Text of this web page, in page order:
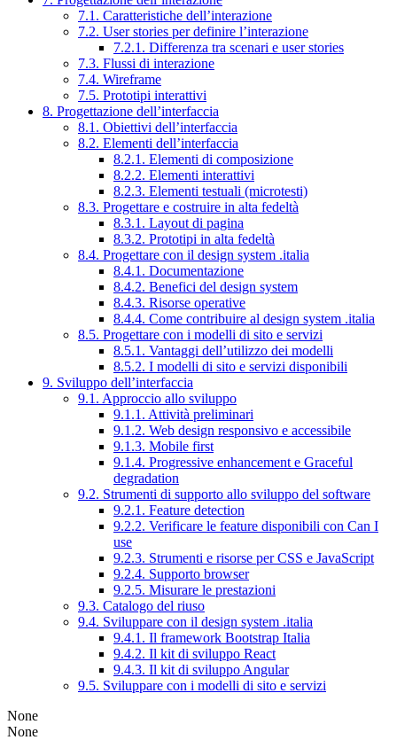
7.1. Caratteristiche dell’interazione
7.2. User stories per definire l’interazione
7.2.1. Differenza tra scenari e user stories
7.3. Flussi di interazione
7.4. Wireframe
7.5. Prototipi interattivi
8. Progettazione dell’interfaccia
8.1. Obiettivi dell’interfaccia
8.2. Elementi dell’interfaccia
8.2.1. Elementi di composizione
8.2.2. Elementi interattivi
8.2.3. Elementi testuali (microtesti)
8.3. Progettare e costruire in alta fedeltà
8.3.1. Layout di pagina
8.3.2. Prototipi in alta fedeltà
8.4. Progettare con il design system .italia
8.4.1. Documentazione
8.4.2. Benefici del design system
8.4.3. Risorse operative
8.4.4. Come contribuire al design system .italia
8.5. Progettare con i modelli di sito e servizi
8.5.1. Vantaggi dell’utilizzo dei modelli
8.5.2. I modelli di sito e servizi disponibili
9. Sviluppo dell’interfaccia
9.1. Approccio allo sviluppo
9.1.1. Attività preliminari
9.1.2. Web design responsivo e accessibile
9.1.3. Mobile first
9.1.4. Progressive enhancement e Graceful
degradation
9.2. Strumenti di supporto allo sviluppo del software
9.2.1. Feature detection
9.2.2. Verificare le feature disponibili con Can I
use
9.2.3. Strumenti e risorse per CSS e JavaScript
9.2.4. Supporto browser
9.2.5. Misurare le prestazioni
9.3. Catalogo del riuso
9.4. Sviluppare con il design system .italia
9.4.1. Il framework Bootstrap Italia
9.4.2. Il kit di sviluppo React
9.4.3. Il kit di sviluppo Angular
9.5. Sviluppare con i modelli di sito e servizi
None
None